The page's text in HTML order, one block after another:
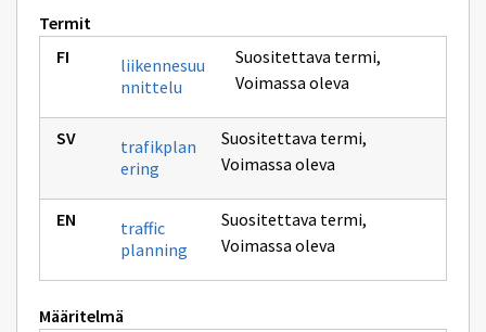
Termit
liikennesuu
nnittelu
Suositettava termi,
Voimassa oleva
trafikplan
ering
Suositettava termi,
Voimassa oleva
traffic
planning
Suositettava termi,
Voimassa oleva
Määritelmä